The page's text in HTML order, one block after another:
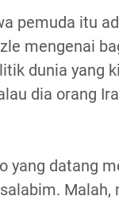
pemuda itu
mengenai
dunia yang
dia orang
yang datang
Malah,